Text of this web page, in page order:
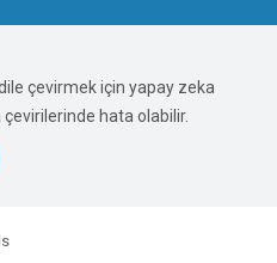
çevirmek için yapay zeka
hata olabilir.